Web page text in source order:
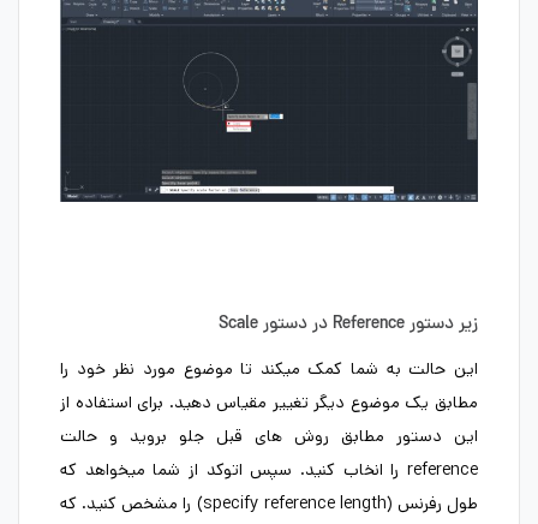
زیر دستورReference در دستورScale
این حالت به شما کمک میکند تا موضوع مورد نظر خود را
مطابق یک موضوع دیگر تغییر مقیاس دهید. برای استفاده از
این دستور مطابق روش های قبل جلو بروید و حالت
reference را انخاب کنید. سپس اتوکد از شما میخواهد که
طول رفرنس (specify reference length) را مشخص کنید. که